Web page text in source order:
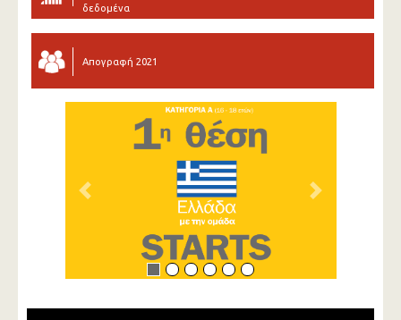
δεδομένα
Απογραφή 2021
Previous Next